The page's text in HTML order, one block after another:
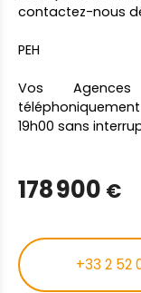
contactez-nous
PEH
Vos
19h00 sans
178 900 €
+33 2 52